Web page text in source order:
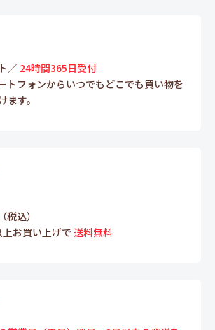
／24時間365日受付
トフォンからいつでもどこでも買い物を
ます。
込）
お買い上げで 送料無料